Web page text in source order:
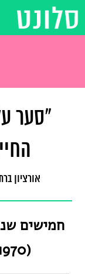
"סער
אורציון
חמישים
(28.3.1970, כ' אדר תש"ל)